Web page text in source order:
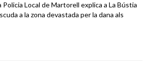
Local de Martorell explica a La Bústia
a la zona devastada per la dana als